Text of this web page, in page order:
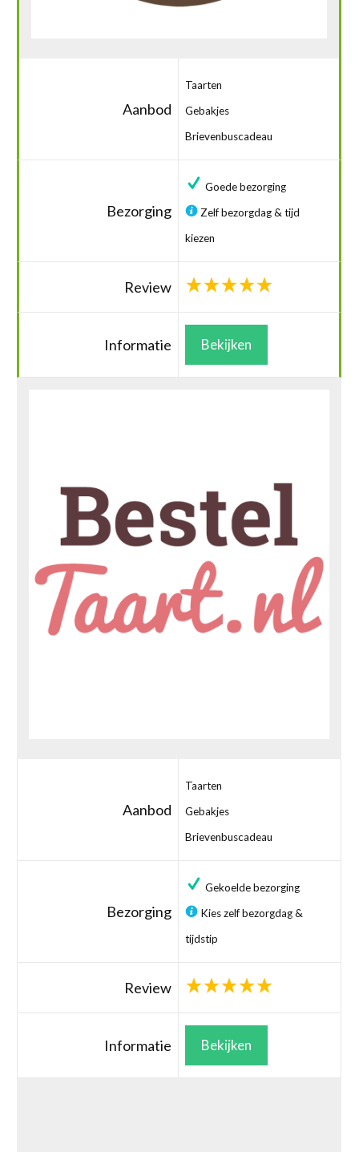
Aanbod
Taarten
Gebakjes
Brievenbuscadeau
Bezorging
Goede bezorging
Zelf bezorgdag & tijd
kiezen
Review
Informatie Bekijken
Aanbod
Taarten
Gebakjes
Brievenbuscadeau
Bezorging
Gekoelde bezorging
Kies zelf bezorgdag &
tijdstip
Review
Informatie Bekijken